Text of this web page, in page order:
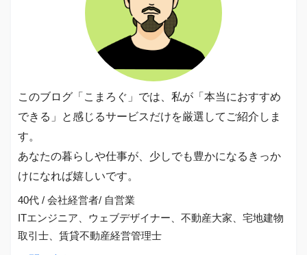
このブログ「こまろぐ」では、私が「本当におすすめ
できる」と感じるサービスだけを厳選してご紹介しま
す。
あなたの暮らしや仕事が、少しでも豊かになるきっか
けになれば嬉しいです。
40代 / 会社経営者/ 自営業
ITエンジニア、ウェブデザイナー、不動産大家、宅地建物
取引士、賃貸不動産経営管理士